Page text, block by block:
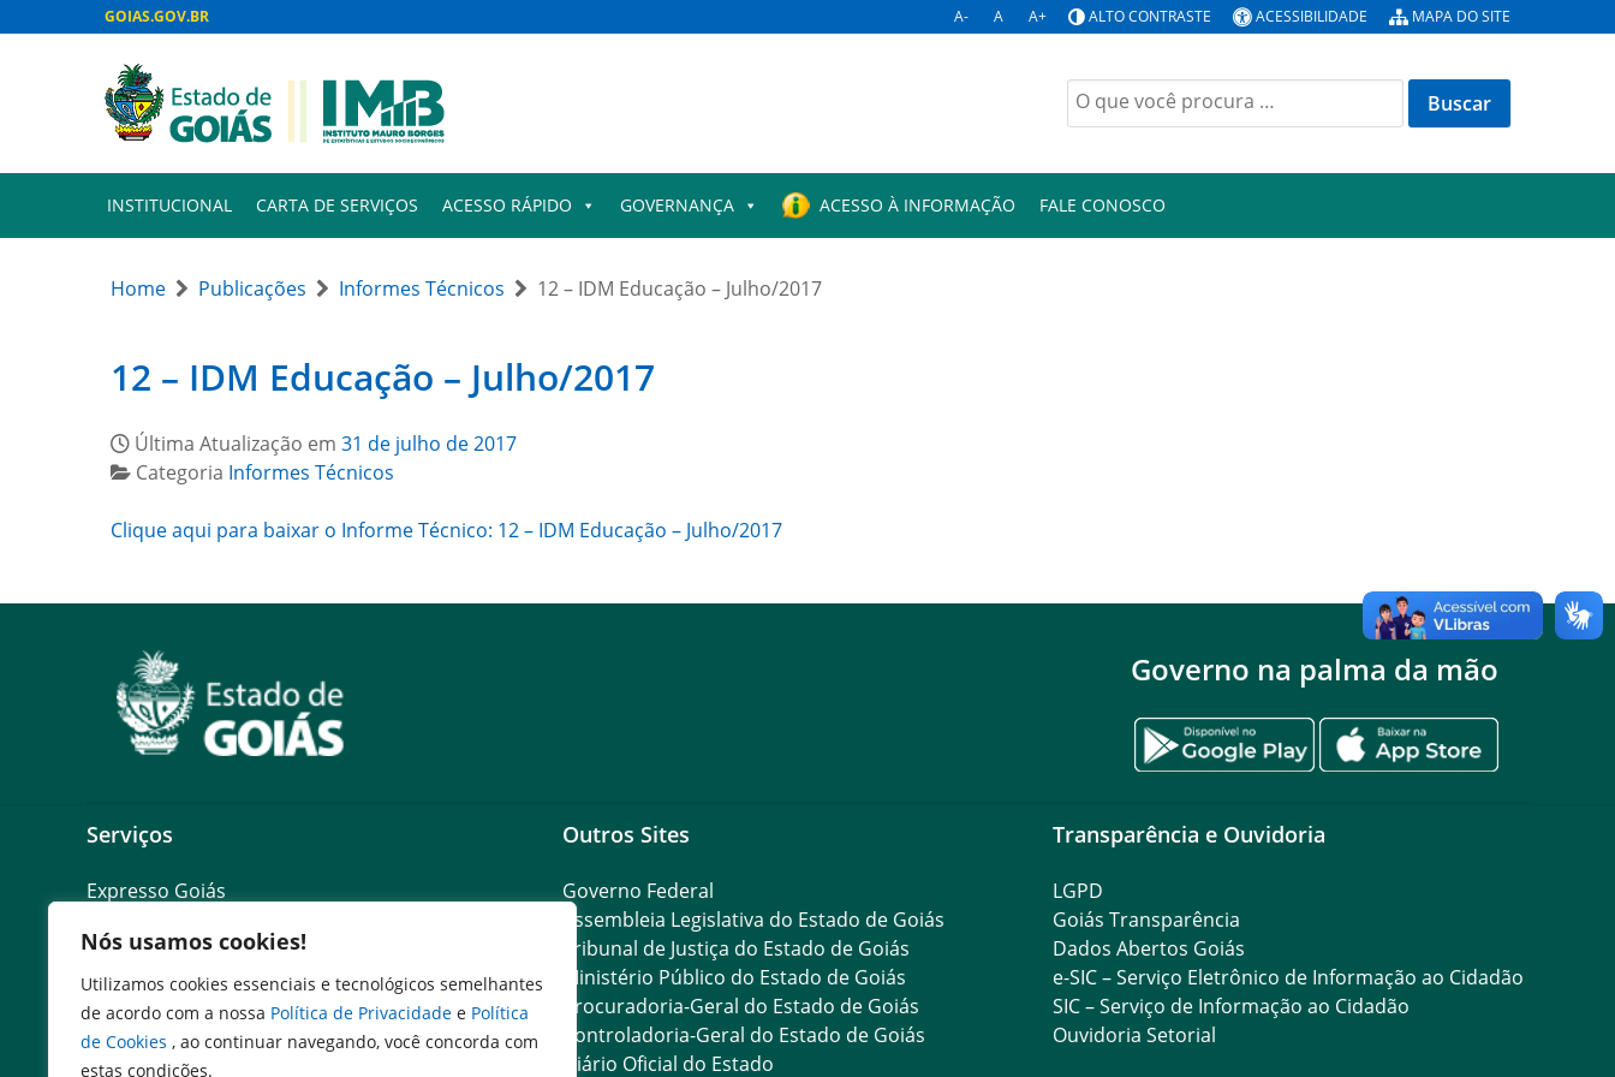
Nós usamos cookies!
Utilizamos cookies essenciais e tecnológicos semelhantes
de acordo com a nossa Política de Privacidade e Política
de Cookies , ao continuar navegando, você concorda com
estas condições.
GOIAS.GOV.BR A- A A+ ALTO CONTRASTE ACESSIBILIDADE MAPA DO SITE
Buscar
por:
INSTITUCIONAL CARTA DE SERVIÇOS ACESSO RÁPIDO GOVERNANÇA ACESSO À INFORMAÇÃO FALE CONOSCO
Home Publicações Informes Técnicos 12 – IDM Educação – Julho/2017
12 – IDM Educação – Julho/2017
Última Atualização em 31 de julho de 2017
Categoria Informes Técnicos
Clique aqui para baixar o Informe Técnico: 12 – IDM Educação – Julho/2017
Governo na palma da mão
Serviços
Expresso Goiás
Expresso Servidor
SEI Governadoria
Cadastro de Autoridades
Escola de Governo
Outros Sites
Governo Federal
Assembleia Legislativa do Estado de Goiás
Tribunal de Justiça do Estado de Goiás
Ministério Público do Estado de Goiás
Procuradoria-Geral do Estado de Goiás
Controladoria-Geral do Estado de Goiás
Diário Oficial do Estado
Transparência e Ouvidoria
LGPD
Goiás Transparência
Dados Abertos Goiás
e-SIC – Serviço Eletrônico de Informação ao Cidadão
SIC – Serviço de Informação ao Cidadão
Ouvidoria Setorial